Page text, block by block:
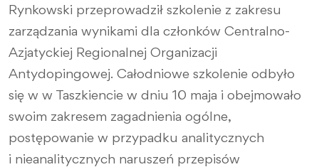
Rynkowski przeprowadził szkolenie z zakresu
zarządzania wynikami dla członków Centralno-
Azjatyckiej Regionalnej Organizacji
Antydopingowej. Całodniowe szkolenie odbyło
się w w Taszkiencie w dniu 10 maja i obejmowało
swoim zakresem zagadnienia ogólne,
postępowanie w przypadku analitycznych
i nieanalitycznych naruszeń przepisów